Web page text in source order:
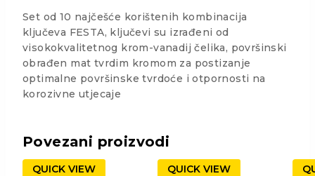
Set od 10 najčešće korištenih kombinacija
ključeva FESTA, ključevi su izrađeni od
visokokvalitetnog krom-vanadij čelika, površinski
obrađen mat tvrdim kromom za postizanje
optimalne površinske tvrdoće i otpornosti na
korozivne utjecaje
Povezani proizvodi
QUICK VIEW QUICK VIEW